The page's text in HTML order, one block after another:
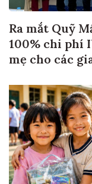
Ra mắt Quỹ
100% chi phí
mẹ cho các